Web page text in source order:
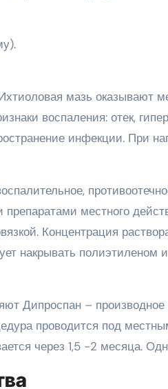
мазь оказывают
воспаления: отек,
инфекции. При
местного
Концентрация
накрывать полиэтиленом
Дипроспан – производное
проводится под
через 1,5 -2 месяца.